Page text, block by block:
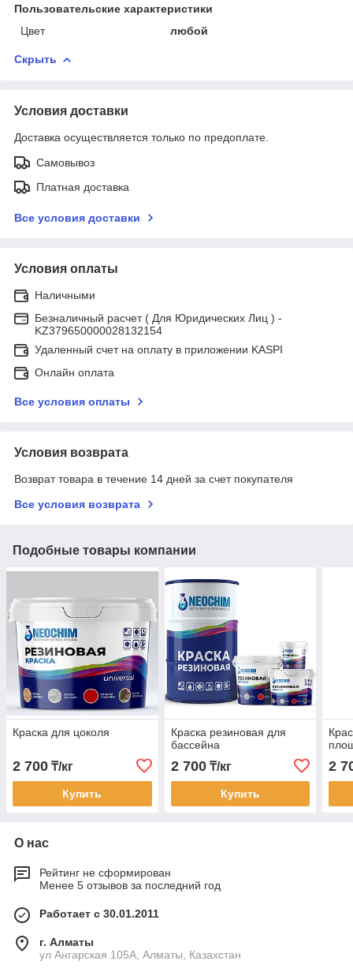
Пользовательские характеристики
Цвет
любой
Скрыть
Условия доставки
Доставка осуществляется только по предоплате.
Самовывоз
Платная доставка
Все условия доставки
Условия оплаты
Наличными
Безналичный расчет ( Для Юридических Лиц ) -
KZ379650000028132154
Удаленный счет на оплату в приложении KASPI
Онлайн оплата
Все условия оплаты
Условия возврата
Возврат товара в течение 14 дней за счет покупателя
Все условия возврата
Подобные товары компании
Краска для цоколя
2 700 ₸/кг
Купить
Краска резиновая для
бассейна
2 700₸/кг
Купить
2
О нас
Рейтинг не сформирован
Менее 5 отзывов за последний год
Работает с 30.01.2011
г. Алматы
ул Ангарская 105А, Алматы, Казахстан